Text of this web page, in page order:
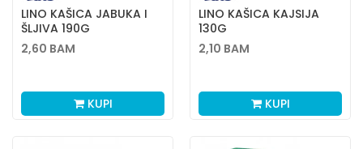
LINO KAŠICA JABUKA I
ŠLJIVA 190G
2,60 BAM
KUPI
LINO KAŠICA KAJSIJA
130G
2,10 BAM
KUPI